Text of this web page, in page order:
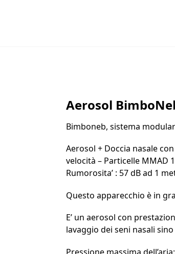
Aerosol
Bimboneb, sistema
Aerosol + Doccia nasale
velocità – Particelle MMAD
Rumorosita’ : 57 dB ad 1
Questo apparecchio è in
E’ un aerosol con
lavaggio dei seni nasali